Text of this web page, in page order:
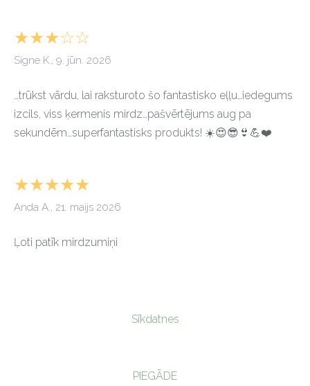
★★★☆☆
Signe K., 9. jūn. 2026
…trūkst vārdu, lai raksturoto šo fantastisko eļļu…iedegums
izcils, viss ķermenis mirdz…pašvērtējums aug pa
sekundēm…superfantastisks produkts! ☀️😍😎👙💪❤️
★★★★★
Anda A., 21. maijs 2026
Ļoti patīk mirdzumiņi
Sīkdatnes
PIEGĀDE